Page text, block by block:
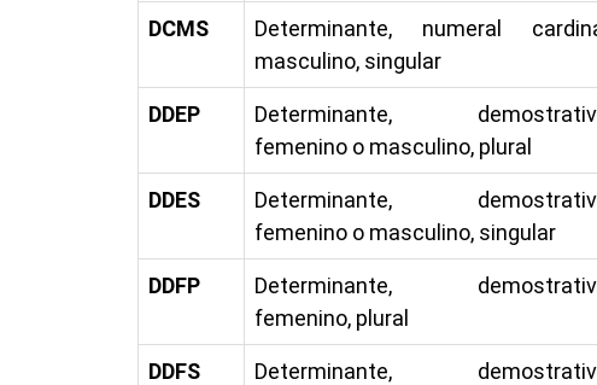
DCMS
Determinante, numeral
masculino, singular
DDEP
Determinante,
femenino o masculino, plural
DDES
Determinante,
femenino o masculino, singular
DDFP
Determinante,
femenino, plural
DDFS
Determinante,